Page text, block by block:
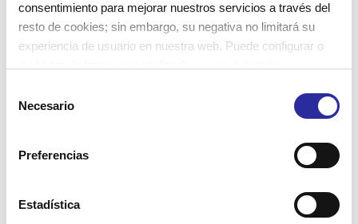
consentimiento para mejorar nuestros servicios a través del
resto de cookies; sin embargo, su negativa no limitará su
experiencia de usuario en nuestra web. Puede configurar o
nuestraPolítica de Cookies
Necesario
Preferencias
Estadística
escuelas infantiles municipales escuelas verdes
experimentación
familiarización familias hábitos saludables
niñas